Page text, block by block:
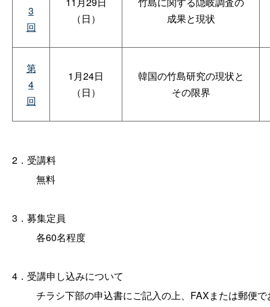
3
回
（日）
成果と現状
第
4
回
1月24日
（日）
韓国の竹島研究の現状と
その限界
2．受講料
無料
3．募集定員
各60名程度
4．受講申し込みについて
チラシ下部の申込書にご記入の上、FAXまたは郵便